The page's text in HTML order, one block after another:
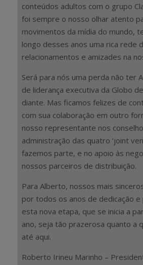
conteúdos adultos com o grupo
foi sempre o nosso olhar atento
movimentos da mídia do mundo,
longo desses anos uma rica rede
relacionamentos e amizades na
Será para nós uma perda não ter
de liderança executiva da Globo
diante. Mas ficamos felizes de
com sua colaboração em outro
nosso representante nos
administração das quatro ‘joint
fazemos parte, e no apoio às
nossos parceiros de distribuição.
Para Alberto, nossos mais
por todos os anos de dedicação e
esta nova etapa, que se inicia a
ano, seja tão prazerosa quanto a
até aqui.
Roberto Irineu Marinho –